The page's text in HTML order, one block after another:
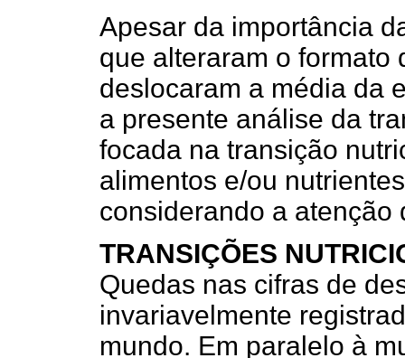
Apesar da importância
que alteraram o formato
deslocaram a média da
a presente análise da
focada na transição
alimentos e/ou
considerando a atenção
TRANSIÇÕES
Quedas nas cifras de
invariavelmente
mundo. Em paralelo à